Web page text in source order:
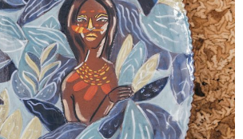
ADRIANA HOYOS DESIGN STUDIO – Especial Interiorismo & Decoración 2026